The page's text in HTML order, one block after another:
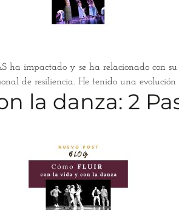
ha impactado y se ha relacionado con
de resiliencia. He tenido una evolución
la danza: 2